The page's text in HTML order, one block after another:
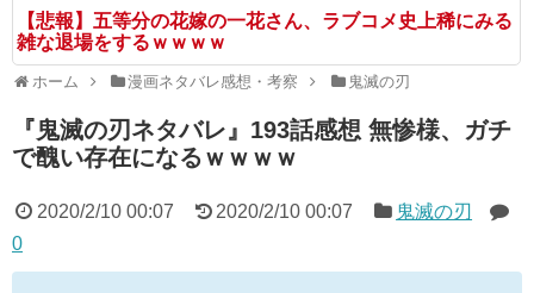
【悲報】五等分の花嫁の一花さん、ラブコメ史上稀にみる
雑な退場をするｗｗｗｗ
ホーム 漫画ネタバレ感想・考察 鬼滅の刃
『鬼滅の刃ネタバレ』193話感想 無惨様、ガチ
で醜い存在になるｗｗｗｗ
2020/2/10 00:07 2020/2/10 00:07
鬼滅の刃
0